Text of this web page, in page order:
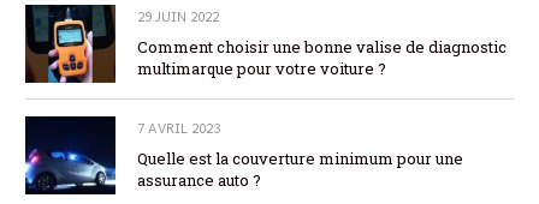
29 JUIN 2022
Comment choisir une bonne valise de diagnostic
multimarque pour votre voiture ?
7 AVRIL 2023
Quelle est la couverture minimum pour une
assurance auto ?